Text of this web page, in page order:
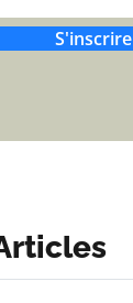
S'inscrire